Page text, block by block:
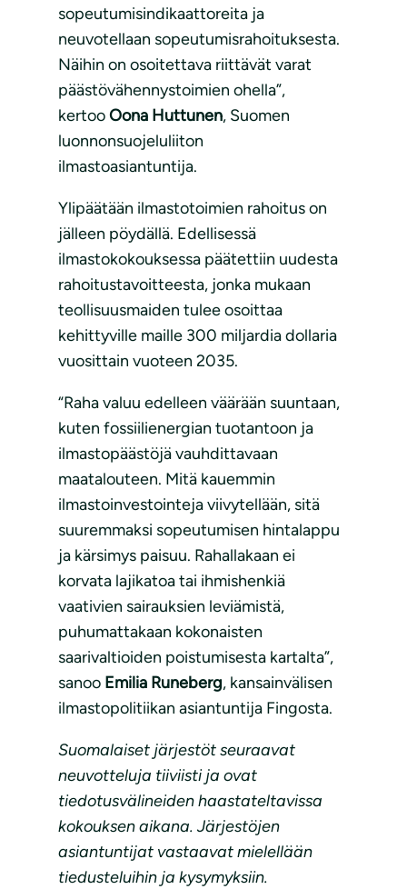
sopeutumisindikaattoreita ja
neuvotellaan sopeutumisrahoituksesta.
Näihin on osoitettava riittävät varat
päästövähennystoimien ohella”,
kertooOona Huttunen, Suomen
luonnonsuojeluliiton
ilmastoasiantuntija.
Ylipäätään ilmastotoimien rahoitus on
jälleen pöydällä. Edellisessä
ilmastokokouksessa päätettiin uudesta
rahoitustavoitteesta, jonka mukaan
teollisuusmaiden tulee osoittaa
kehittyville maille 300 miljardia dollaria
vuosittain vuoteen 2035.
“Raha valuu edelleen väärään suuntaan,
kuten fossiilienergian tuotantoon ja
ilmastopäästöjä vauhdittavaan
maatalouteen. Mitä kauemmin
ilmastoinvestointeja viivytellään, sitä
suuremmaksi sopeutumisen hintalappu
ja kärsimys paisuu. Rahallakaan ei
korvata lajikatoa tai ihmishenkiä
vaativien sairauksien leviämistä,
puhumattakaan kokonaisten
saarivaltioiden poistumisesta kartalta”,
sanoo Emilia Runeberg, kansainvälisen
ilmastopolitiikan asiantuntija Fingosta.
Suomalaiset järjestöt seuraavat
neuvotteluja tiiviisti ja ovat
tiedotusvälineiden haastateltavissa
kokouksen aikana. Järjestöjen
asiantuntijat vastaavat mielellään
tiedusteluihin ja kysymyksiin.